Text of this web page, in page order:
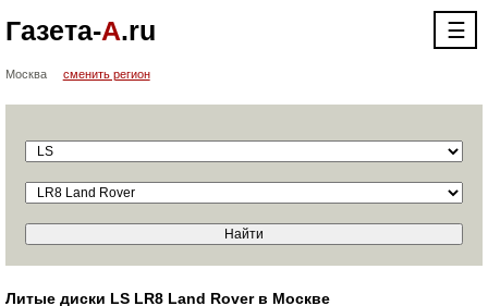
Газета-А.ru ☰
Москва сменить регион
Литые диски LS LR8 Land Rover в Москве